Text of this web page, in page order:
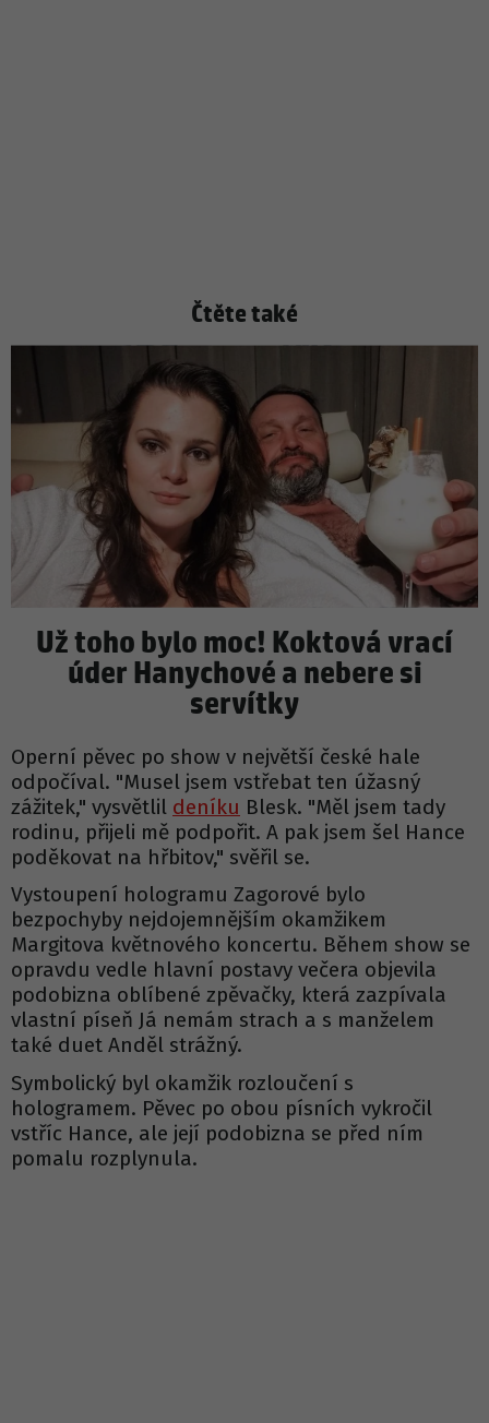
Čtěte také
Už toho bylo moc! Koktová vrací
úder Hanychové a nebere si
servítky
Operní pěvec po show v největší české hale
odpočíval. "Musel jsem vstřebat ten úžasný
zážitek," vysvětlil deníku Blesk. "Měl jsem tady
rodinu, přijeli mě podpořit. A pak jsem šel Hance
poděkovat na hřbitov," svěřil se.
Vystoupení hologramu Zagorové bylo
bezpochyby nejdojemnějším okamžikem
Margitova květnového koncertu. Během show se
opravdu vedle hlavní postavy večera objevila
podobizna oblíbené zpěvačky, která zazpívala
vlastní píseň Já nemám strach a s manželem
také duet Anděl strážný.
Symbolický byl okamžik rozloučení s
hologramem. Pěvec po obou písních vykročil
vstříc Hance, ale její podobizna se před ním
pomalu rozplynula.